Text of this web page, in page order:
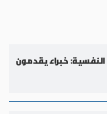
خبراء يقدمون